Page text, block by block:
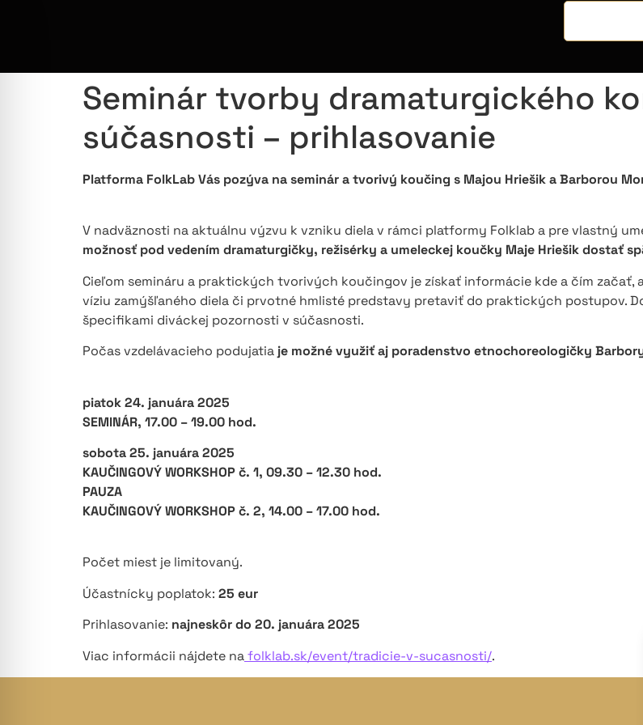
Seminár tvorby dramaturgického
súčasnosti – prihlasovanie
Platforma FolkLab Vás pozýva na seminár a tvorivý koučing s Majou Hriešik a Barborou
V nadväznosti na aktuálnu výzvu k vzniku diela v rámci platformy Folklab a pre vlastný
možnosť pod vedením dramaturgičky, režisérky a umeleckej koučky Maje Hriešik dostať
Cieľom semináru a praktických tvorivých koučingov je získať informácie kde a čím
víziu zamýšľaného diela či prvotné hmlisté predstavy pretaviť do praktických postupov.
špecifikami diváckej pozornosti v súčasnosti.
Počas vzdelávacieho podujatia je možné využiť aj poradenstvo etnochoreologičky
piatok 24. januára 2025
SEMINÁR, 17.00 – 19.00 hod.
sobota 25. januára 2025
KAUČINGOVÝ WORKSHOP č. 1, 09.30 – 12.30 hod.
PAUZA
KAUČINGOVÝ WORKSHOP č. 2, 14.00 – 17.00 hod.
Počet miest je limitovaný.
Účastnícky poplatok: 25 eur
Prihlasovanie: najneskôr do 20. januára 2025
Viac informácii nájdete nafolklab.sk/event/tradicie-v-sucasnosti/.